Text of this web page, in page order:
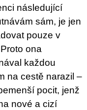
následující
sám, je jen
pouze v
ona
každou
na cestě narazil –
pocit, jenž
nové a cizí